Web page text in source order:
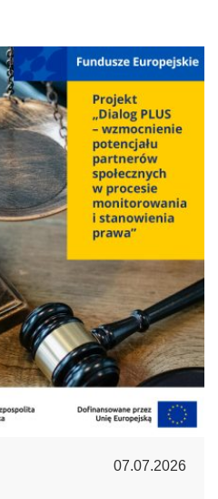
07.07.2026